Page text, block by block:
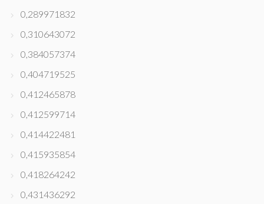
0,289971832
0,310643072
0,384057374
0,404719525
0,412465878
0,412599714
0,414422481
0,415935854
0,418264242
0,431436292